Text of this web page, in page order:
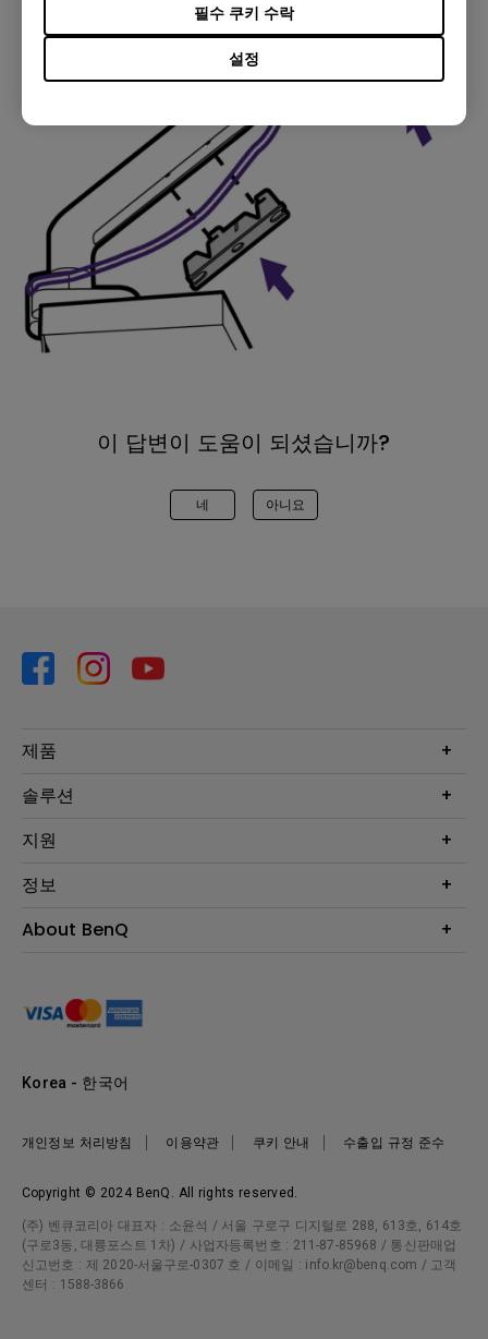
설정
필수 쿠키 수락
이 답변이 도움이 되셨습니까?
네 아니요
제품
프로젝터
조명
솔루션
Eye-Care 모니터
e스포츠
비즈니스 디스플레이
지원
문의
서비스센터
정보
프로젝터 거리계산기
About BenQ
사회적 책임
뉴스
Copyright © 2024 BenQ. All rights reserved.
개인정보 처리방침 이용약관 쿠키 안내 수출입 규정 준수
Korea - 한국어
(주) 벤큐코리아 대표자 : 소윤석 / 서울 구로구 디지털로 288, 613호, 614호
(구로3동, 대륭포스트 1차) / 사업자등록번호 : 211-87-85968 / 통신판매업
신고번호 : 제 2020-서울구로-0307 호 / 이메일 : info.kr@benq.com / 고객
센터 : 1588-3866